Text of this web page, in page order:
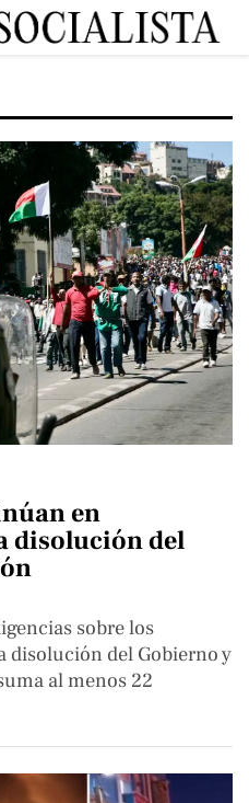
en
disolución del
sobre los
disolución del Gobierno y
al menos 22